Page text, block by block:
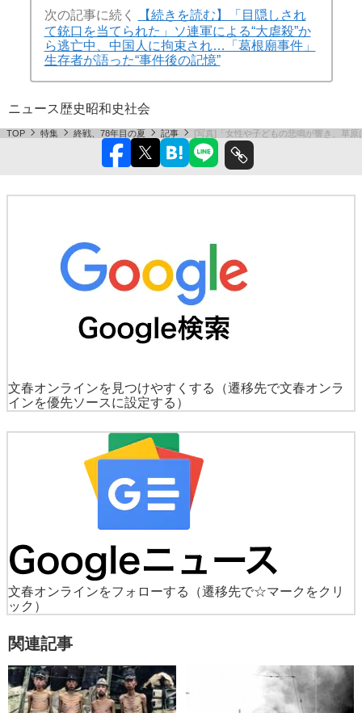
次の記事に続く
【続きを読む】「目隠しされ
て銃口を当てられた」ソ連軍による“大虐殺”か
ら逃亡中、中国人に拘束され…「葛根廟事件」
生存者が語った“事件後の記憶”
ニュース歴史昭和史社会
TOP 特集 終戦、78年目の夏 記事 [写真]「女性や子どもの悲鳴が響き、草
文春オンラインを見つけやすくする
（遷移先で文春オンラ
インを優先ソースに設定する）
文春オンラインをフォローする
（遷移先で☆マークをクリ
ック）
関連記事